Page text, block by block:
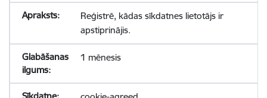
Reģistrē, kādas sīkdatnes lietotājs ir
apstiprinājis.
1 mēnesis